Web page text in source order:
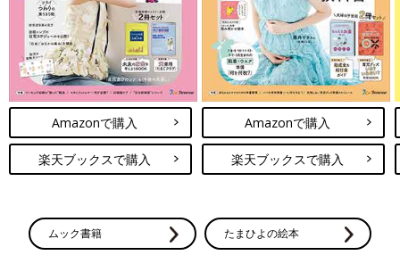
Amazonで購入
楽天ブックスで購入
Amazonで購入
楽天ブックスで購入
ムック書籍 たまひよの絵本